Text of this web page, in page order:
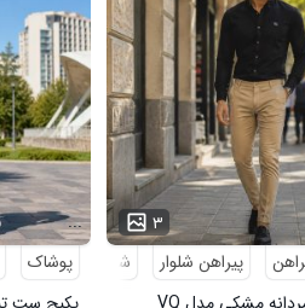
۳
پیراهن شلوار
شلوار مردانه
...
پوشاک